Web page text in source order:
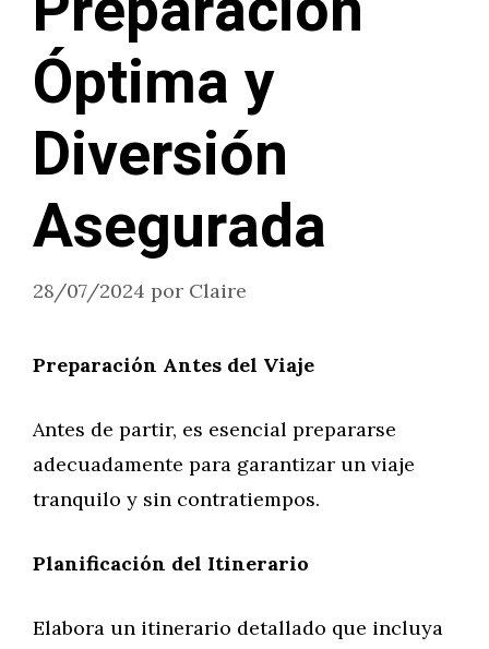
Óptima y
Diversión
Asegurada
28/07/2024 por Claire
Preparación Antes del Viaje
Antes de partir, es esencial prepararse
adecuadamente para garantizar un viaje
tranquilo y sin contratiempos.
Planificación del Itinerario
Elabora un itinerario detallado que incluya